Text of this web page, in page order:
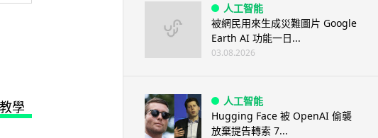
人工智能
被網民用來生成災難圖片 Google
Earth AI 功能一日...
03.08.2026
人工智能
Hugging Face 被 OpenAI 偷襲
放棄提告轉索 7...